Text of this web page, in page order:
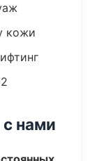
кожи
нами